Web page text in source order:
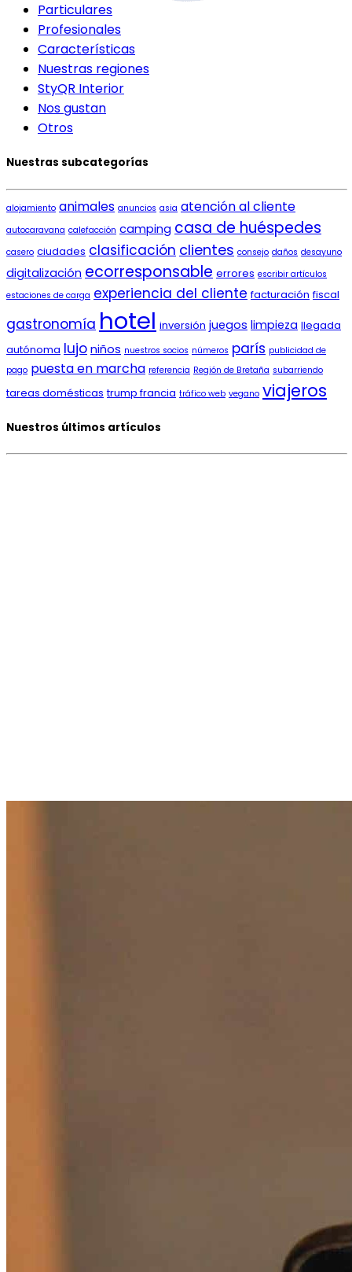
Particulares
Profesionales
Características
Nuestras regiones
StyQR Interior
Nos gustan
Otros
Nuestras subcategorías
alojamiento animales anuncios asia atención al cliente
autocaravana calefacción camping casa de huéspedes
casero ciudades clasificación clientes consejo daños desayuno
digitalización ecorresponsable errores escribir artículos
estaciones de carga experiencia del cliente facturación fiscal
gastronomía hotel inversión juegos limpieza llegada
autónoma lujo niños nuestros socios números parís publicidad de
pago puesta en marcha referencia Región de Bretaña subarriendo
tareas domésticas trump francia tráfico web vegano viajeros
Nuestros últimos artículos